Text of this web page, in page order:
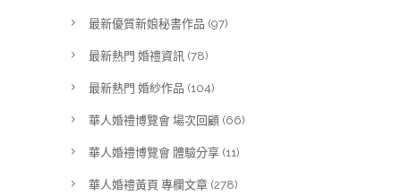
最新優質新娘秘書作品 (97)
最新熱門 婚禮資訊 (78)
最新熱門 婚紗作品 (104)
華人婚禮博覽會 場次回顧 (66)
華人婚禮博覽會 體驗分享 (11)
華人婚禮黃頁 專欄文章 (278)